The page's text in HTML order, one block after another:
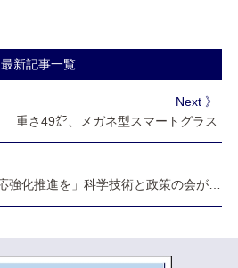
最新記事一覧
Next 》
重さ49㌘、メガネ型スマートグラス
「人獣共通感染症への対応強化推進を」科学技術と政策の会が首相に提言